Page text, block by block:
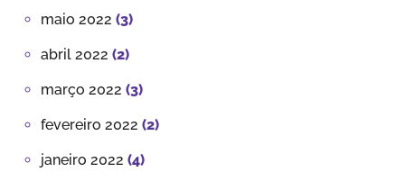
maio 2022 (3)
abril 2022 (2)
março 2022 (3)
fevereiro 2022 (2)
janeiro 2022 (4)